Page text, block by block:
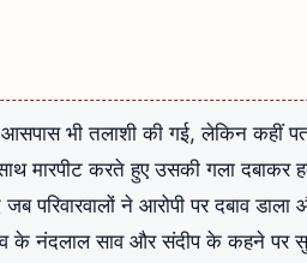
भी तलाशी की गई, लेकिन कहीं
मारपीट करते हुए उसकी गला दबाकर
परिवारवालों ने आरोपी पर दबाव
के नंदलाल साव और संदीप के कहने पर